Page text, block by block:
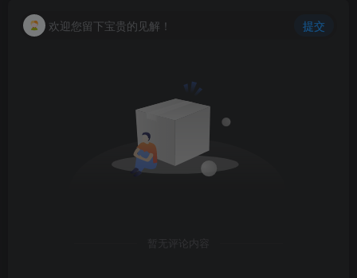
欢迎您留下宝贵的见解！ 提交
暂无评论内容